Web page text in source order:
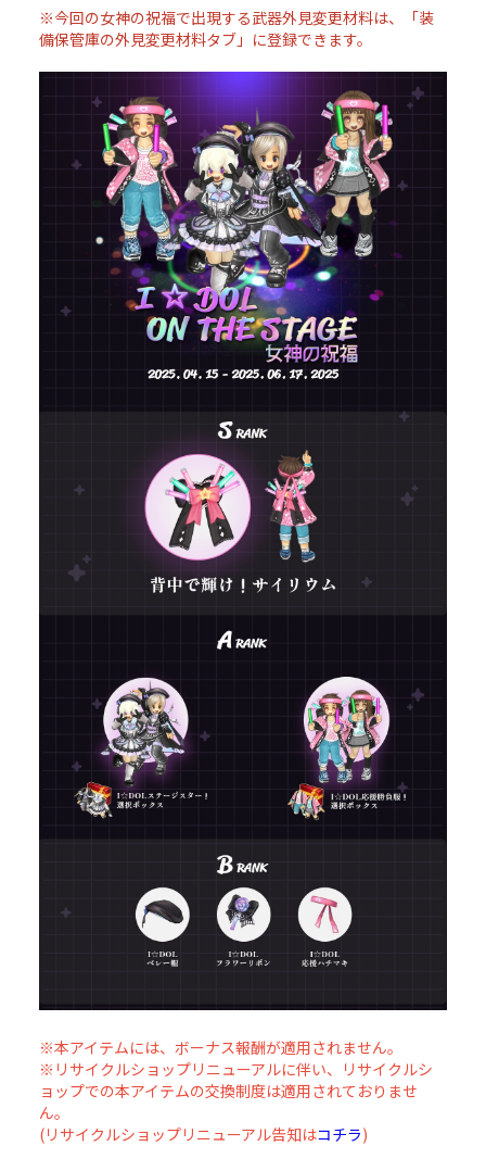
※今回の女神の祝福で出現する武器外見変更材料は、「装
備保管庫の外見変更材料タブ」に登録できます。
※本アイテムには、ボーナス報酬が適用されません。
※リサイクルショップリニューアルに伴い、リサイクルシ
ョップでの本アイテムの交換制度は適用されておりませ
ん。
(リサイクルショップリニューアル告知はコチラ)